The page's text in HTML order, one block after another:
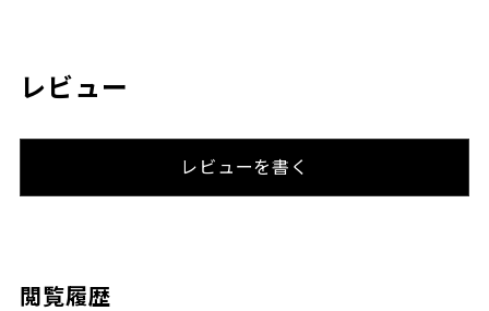
レビュー
レビューを書く
閲覧履歴